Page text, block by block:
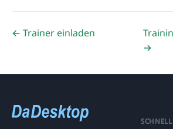
← Trainer einladen
→